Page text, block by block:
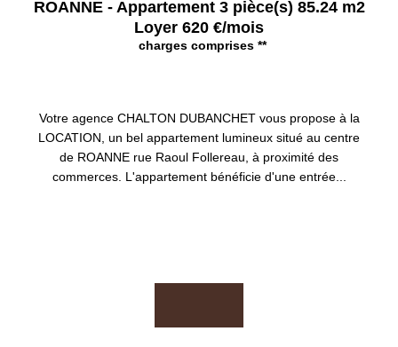
ROANNE - Appartement 3 pièce(s) 85.24 m2
Loyer 620 €/mois
charges comprises **
Votre agence CHALTON DUBANCHET vous propose à la
LOCATION, un bel appartement lumineux situé au centre
de ROANNE rue Raoul Follereau, à proximité des
commerces. L'appartement bénéficie d'une entrée...